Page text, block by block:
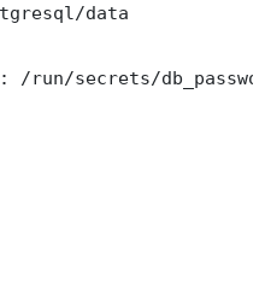
data
/run/secrets/